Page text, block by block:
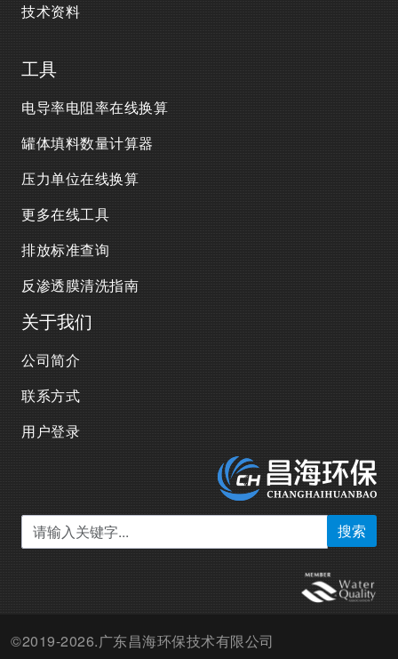
技术资料
工具
电导率电阻率在线换算
罐体填料数量计算器
压力单位在线换算
更多在线工具
排放标准查询
反渗透膜清洗指南
关于我们
公司简介
联系方式
用户登录
搜索
©2019-2026.广东昌海环保技术有限公司